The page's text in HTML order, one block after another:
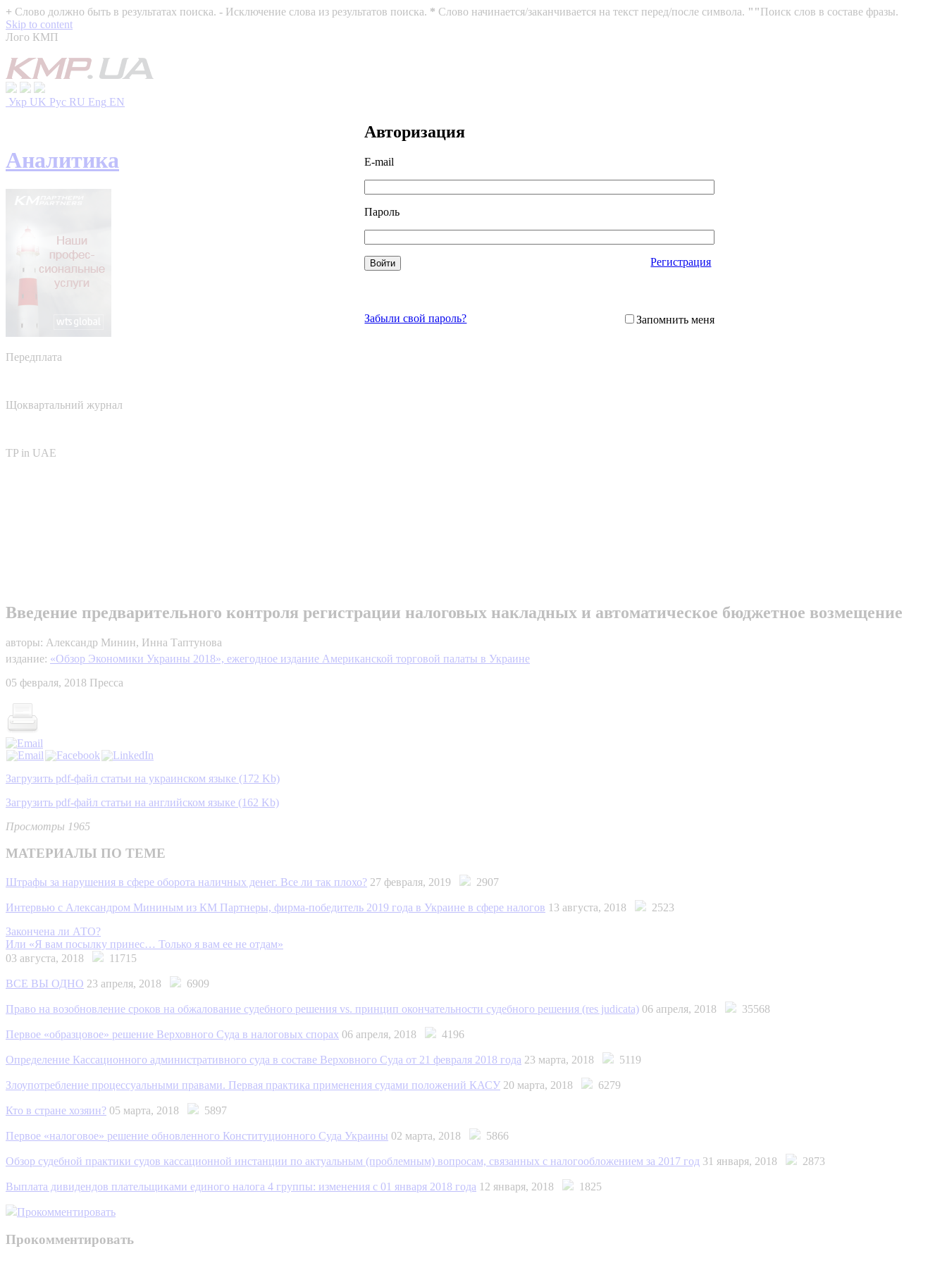
+ Слово должно быть в результатах поиска. - Исключение слова из результатов поиска. * Слово начинается/заканчивается на текст перед/после символа. ""Поиск слов в составе фразы.
Skip to content
Лого КМП
Укр UK Рус RU Eng EN
Авторизация
E-mail
Пароль
Регистрация
Забыли свой пароль? Запомнить меня
Аналитика
Передплата
Щоквартальний журнал
TP in UAE
Введение предварительного контроля регистрации налоговых накладных и автоматическое бюджетное возмещение
авторы: Александр Минин, Инна Таптунова
издание: «Обзор Экономики Украины 2018», ежегодное издание Американской торговой палаты в Украине
05 февраля, 2018 Пресса
Загрузить pdf-файл статьи на украинском языке (172 Kb)
Загрузить pdf-файл статьи на английском языке (162 Kb)
Просмотры 1965
МАТЕРИАЛЫ ПО ТЕМЕ
Штрафы за нарушения в сфере оборота наличных денег. Все ли так плохо? 27 февраля, 2019 2907
Интервью с Александром Мининым из КМ Партнеры, фирма-победитель 2019 года в Украине в сфере налогов 13 августа, 2018
2523
Закончена ли АТО?
Или «Я вам посылку принес… Только я вам ее не отдам»
03 августа, 2018
11715
ВСЕ ВЫ ОДНО 23 апреля, 2018 6909
Право на возобновление сроков на обжалование судебного решения vs. принцип окончательности судебного решения (res judicata) 06 апреля, 2018 35568
Первое «образцовое» решение Верховного Cуда в налоговых спорах 06 апреля, 2018 4196
Определение Кассационного административного суда в составе Верховного Суда от 21 февраля 2018 года 23 марта, 2018 5119
Злоупотребление процессуальными правами. Первая практика применения судами положений КАСУ 20 марта, 2018 6279
Кто в стране хозяин? 05 марта, 2018 5897
Первое «налоговое» решение обновленного Конституционного Суда Украины 02 марта, 2018 5866
Обзор судебной практики судов кассационной инстанции по актуальным (проблемным) вопросам, связанных с налогообложением за 2017 год 31 января, 2018 2873
Выплата дивидендов плательщиками единого налога 4 группы: изменения с 01 января 2018 года 12 января, 2018 1825
Прокомментировать
Прокомментировать